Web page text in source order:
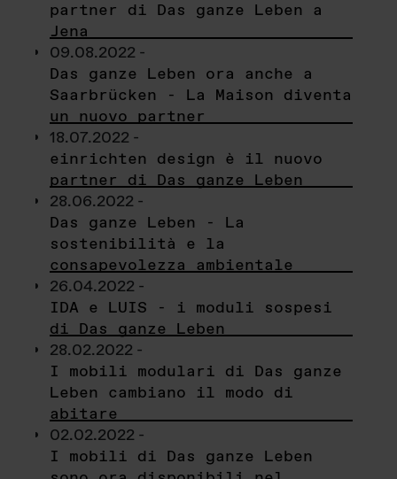
partner di Das ganze Leben a
Jena
09.08.2022 -
Das ganze Leben ora anche a
Saarbrücken - La Maison diventa
un nuovo partner
18.07.2022 -
einrichten design è il nuovo
partner di Das ganze Leben
28.06.2022 -
Das ganze Leben - La
sostenibilità e la
consapevolezza ambientale
26.04.2022 -
IDA e LUIS - i moduli sospesi
di Das ganze Leben
28.02.2022 -
I mobili modulari di Das ganze
Leben cambiano il modo di
abitare
02.02.2022 -
I mobili di Das ganze Leben